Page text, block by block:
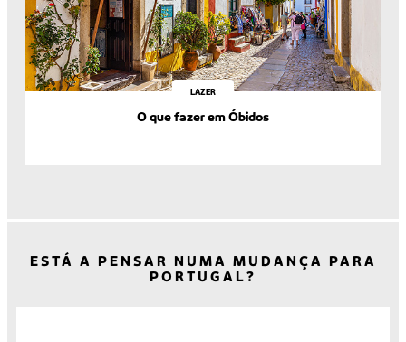
LAZER
O que fazer em Óbidos
ESTÁ A PENSAR NUMA MUDANÇA PARA
PORTUGAL?